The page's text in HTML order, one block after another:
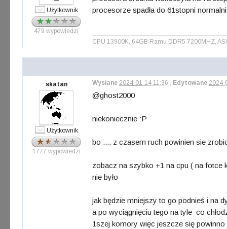
Użytkownik
479 wypowiedzi
procesorze spadła do 61stopni
CPU 13900K, 64GB Ramu DDR5 7200MHZ,
skatan
Użytkownik
1777 wypowiedzi
Wysłane 2024-01-14 11:36 , Edytowane 2024-
@ghost2000
niekoniecznie :P
bo .... z czasem ruch powinien sie
zobacz na szybko +1 na cpu ( na fotce
nie było
jak będzie mniejszy to go podnieś i na
a po wyciągnięciu tego na tyle co
1szej komory więc jeszcze się